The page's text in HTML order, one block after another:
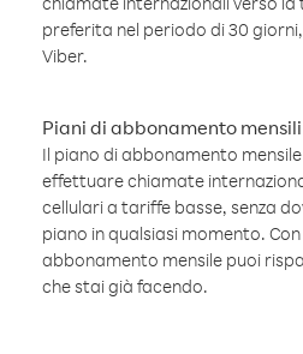
preferita nel periodo di 30
Viber.
Piani di abbonamento mensili
Il piano di abbonamento
effettuare chiamate
cellulari a tariffe basse, senza
piano in qualsiasi momento.
abbonamento mensile puoi
che stai già facendo.